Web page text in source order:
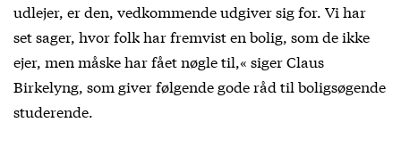
udlejer, er den, vedkommende udgiver sig for. Vi har
set sager, hvor folk har fremvist en bolig, som de ikke
ejer, men måske har fået nøgle til,« siger Claus
Birkelyng, som giver følgende gode råd til boligsøgende
studerende.